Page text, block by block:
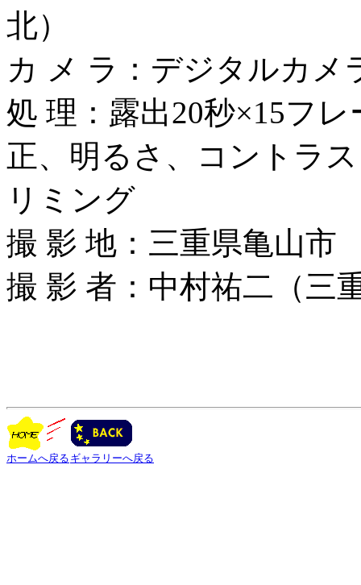
北）
カ メ ラ：デジタルカメ
処 理：露出20秒×15フ
正、明るさ、コントラ
リミング
撮 影 地：三重県亀山市
撮 影 者：中村祐二（三
ホームへ戻る ギャラリーへ戻る